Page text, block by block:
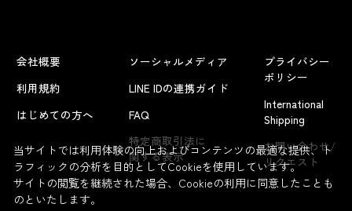
会社概要
利用規約
はじめての方へ
ソーシャルメディア
LINE IDの連携ガイド
FAQ
特定商取引法に
関する表示
プライバシー
ポリシー
International
Shipping
お問い合わせ/
リクエスト
当サイトでは利用体験の向上およびコンテンツの最適な提供、ト
ラフィックの分析を目的としてCookieを使用しています。
サイトの閲覧を継続された場合、Cookieの利用に同意したことも
のといたします。